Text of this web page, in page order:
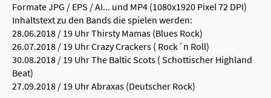
Formate JPG / EPS / AI... und MP4 (1080x1920 Pixel 72 DPI)
Inhaltstext zu den Bands die spielen werden:
28.06.2018 / 19 Uhr Thirsty Mamas (Blues Rock)
26.07.2018 / 19 Uhr Crazy Crackers ( Rock´n Roll)
30.08.2018 / 19 Uhr The Baltic Scots ( Schottischer Highland
Beat)
27.09.2018 / 19 Uhr Abraxas (Deutscher Rock)